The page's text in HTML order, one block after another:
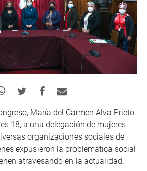
María del Carmen Alva Prieto,
18, a una delegación de mujeres
organizaciones sociales de
expusieron la problemática social
atravesando en la actualidad.